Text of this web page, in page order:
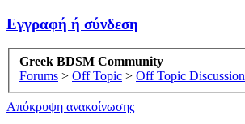
Εγγραφή ή σύνδεση
Greek BDSM Community
Forums > Off Topic > Off Topic Discussion
Απόκρυψη ανακοίνωσης